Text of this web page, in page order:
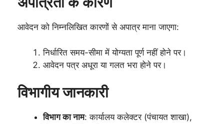
आवेदन को निम्नलिखित कारणों से अपात्र माना जाएगा:
निर्धारित समय-सीमा में योग्यता पूर्ण नहीं होने पर।
आवेदन पत्र अधूरा या गलत भरा होने पर।
विभागीय जानकारी
विभाग का नाम: कार्यालय कलेक्टर (पंचायत शाखा),